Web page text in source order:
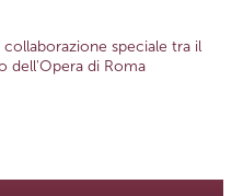
speciale tra il
dell'Opera di Roma